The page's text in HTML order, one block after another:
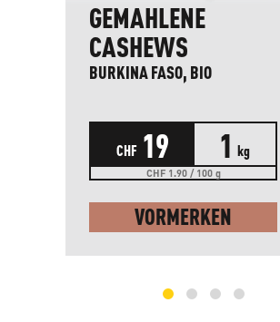
GEMAHLENE
CASHEWS
BURKINA FASO, BIO
CHF 19 1 kg
CHF 1.90 / 100 g
VORMERKEN